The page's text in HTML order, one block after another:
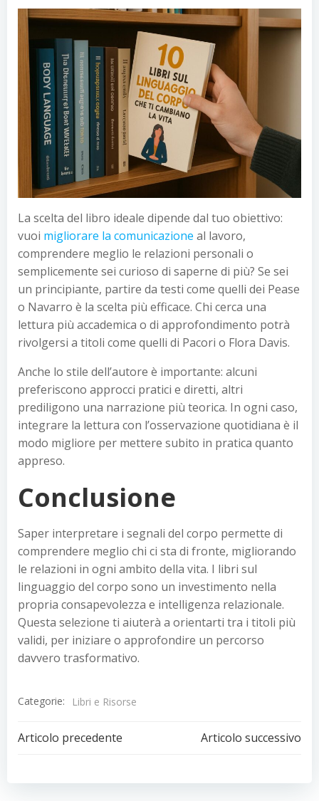
La scelta del libro ideale dipende dal tuo obiettivo:
vuoi migliorare la comunicazione al lavoro,
comprendere meglio le relazioni personali o
semplicemente sei curioso di saperne di più? Se sei
un principiante, partire da testi come quelli dei Pease
o Navarro è la scelta più efficace. Chi cerca una
lettura più accademica o di approfondimento potrà
rivolgersi a titoli come quelli di Pacori o Flora Davis.
Anche lo stile dell’autore è importante: alcuni
preferiscono approcci pratici e diretti, altri
prediligono una narrazione più teorica. In ogni caso,
integrare la lettura con l’osservazione quotidiana è il
modo migliore per mettere subito in pratica quanto
appreso.
Conclusione
Saper interpretare i segnali del corpo permette di
comprendere meglio chi ci sta di fronte, migliorando
le relazioni in ogni ambito della vita. I libri sul
linguaggio del corpo sono un investimento nella
propria consapevolezza e intelligenza relazionale.
Questa selezione ti aiuterà a orientarti tra i titoli più
validi, per iniziare o approfondire un percorso
davvero trasformativo.
Categorie: Libri e Risorse
Navigazione
articoli
Articolo precedente
Navigazione
articoli
Articolo successivo